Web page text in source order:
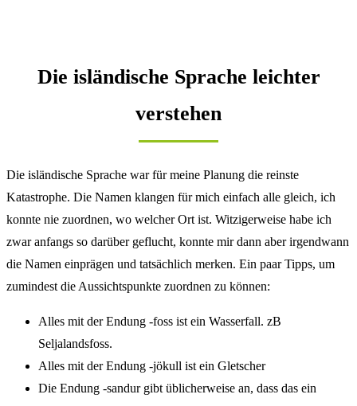
Die isländische Sprache leichter
verstehen
Die isländische Sprache war für meine Planung die reinste
Katastrophe. Die Namen klangen für mich einfach alle gleich, ich
konnte nie zuordnen, wo welcher Ort ist. Witzigerweise habe ich
zwar anfangs so darüber geflucht, konnte mir dann aber irgendwann
die Namen einprägen und tatsächlich merken. Ein paar Tipps, um
zumindest die Aussichtspunkte zuordnen zu können:
Alles mit der Endung -foss ist ein Wasserfall. zB
Seljalandsfoss.
Alles mit der Endung -jökull ist ein Gletscher
Die Endung -sandur gibt üblicherweise an, dass das ein